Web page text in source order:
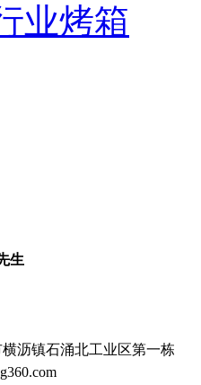
业烤箱
生
沥镇石涌北工业区第一栋
.com